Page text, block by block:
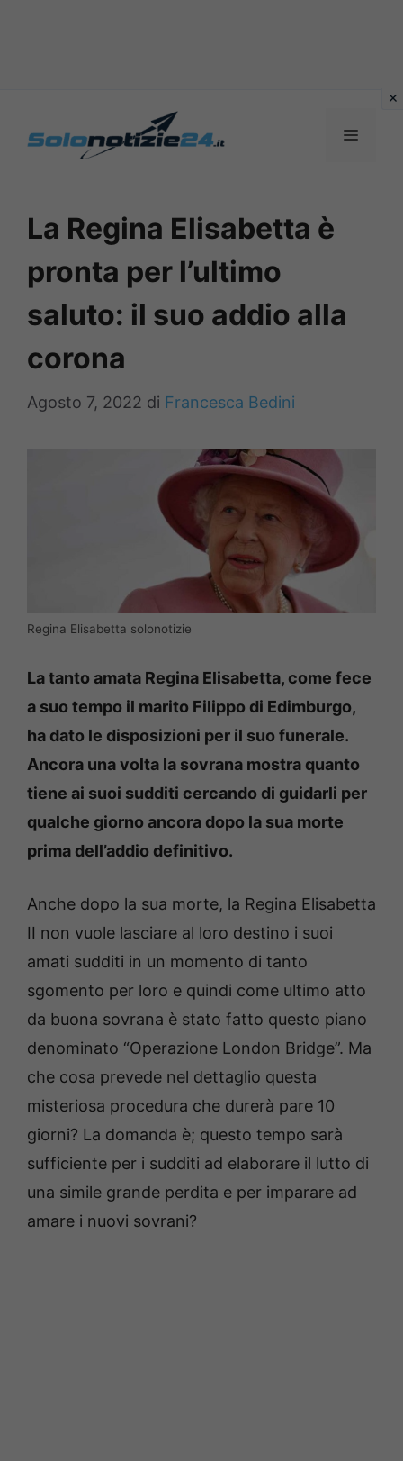
MENU
La Regina Elisabetta è
pronta per l’ultimo
saluto: il suo addio alla
corona
Agosto 7, 2022 di Francesca Bedini
Regina Elisabetta solonotizie
La tanto amata Regina Elisabetta, come fece
a suo tempo il marito Filippo di Edimburgo,
ha dato le disposizioni per il suo funerale.
Ancora una volta la sovrana mostra quanto
tiene ai suoi sudditi cercando di guidarli per
qualche giorno ancora dopo la sua morte
prima dell’addio definitivo.
Anche dopo la sua morte, la Regina Elisabetta
II non vuole lasciare al loro destino i suoi
amati sudditi in un momento di tanto
sgomento per loro e quindi come ultimo atto
da buona sovrana è stato fatto questo piano
denominato “Operazione London Bridge”. Ma
che cosa prevede nel dettaglio questa
misteriosa procedura che durerà pare 10
giorni? La domanda è; questo tempo sarà
sufficiente per i sudditi ad elaborare il lutto di
una simile grande perdita e per imparare ad
amare i nuovi sovrani?